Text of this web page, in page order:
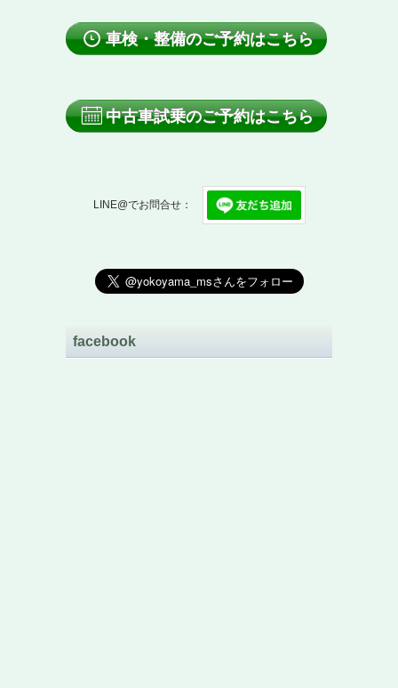
車検・整備のご予約はこちら
中古車試乗のご予約はこちら
LINE@でお問合せ：
facebook